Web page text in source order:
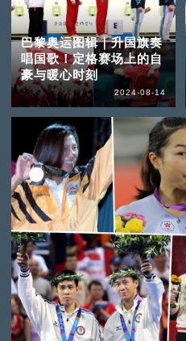
巴黎奥运图辑｜升国旗奏
唱国歌！定格赛场上的自
豪与暖心时刻
2024-08-14